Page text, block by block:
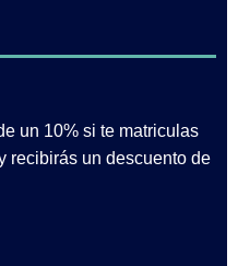
un 10% si te matriculas
recibirás un descuento de